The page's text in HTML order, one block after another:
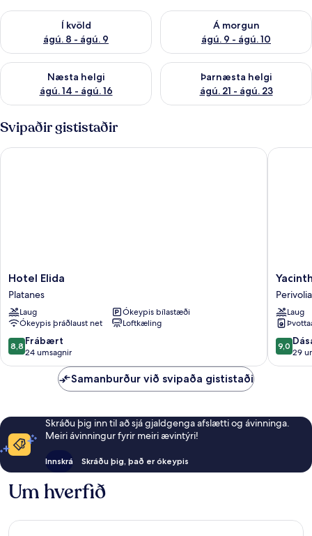
Í kvöld
ágú. 8 - ágú. 9
Athuga framboð í kvöld ágú. 8 - ágú. 9
Á morgun
ágú. 9 - ágú. 10
Athuga framboð á morgun
Næsta helgi
ágú. 14 - ágú. 16
Athuga framboð næstu helgi ágú. 14 - ágú. 16
Þarnæsta helgi
ágú. 21 - ágú. 23
Athuga framboð þarnæstu
Svipaðir gististaðir
Hotel
Elida
Platanes
Hotel Elida
Platanes
Laug
Ókeypis bílastæði
Ókeypis þráðlaust net
Loftkæling
8.8
af
10,
8,8 Frábært
24 umsagnir
Hotel Elida
Perivolia
Perivolia
Laug
9.0
af
10,
9,0
29
Samanburður við svipaða gististaði
Skráðu þig inn til að sjá gjaldgenga afslætti og ávinninga.
Meiri ávinningur fyrir meiri ævintýri!
Innskrá Skráðu þig, það er ókeypis
Um hverfið